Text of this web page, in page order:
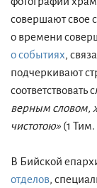
совершают свое
о времени
о событиях,
подчеркивают
соответствовать
верным словом,
чистотою» (1 Тим.
В Бийской
отделов,